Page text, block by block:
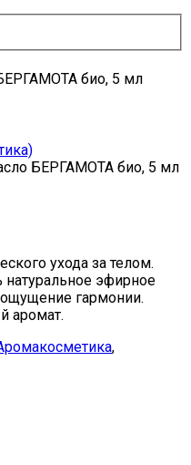
био, 5 мл
БЕРГАМОТА био, 5 мл
ухода за телом.
натуральное эфирное
гармонии.
аромат.
,